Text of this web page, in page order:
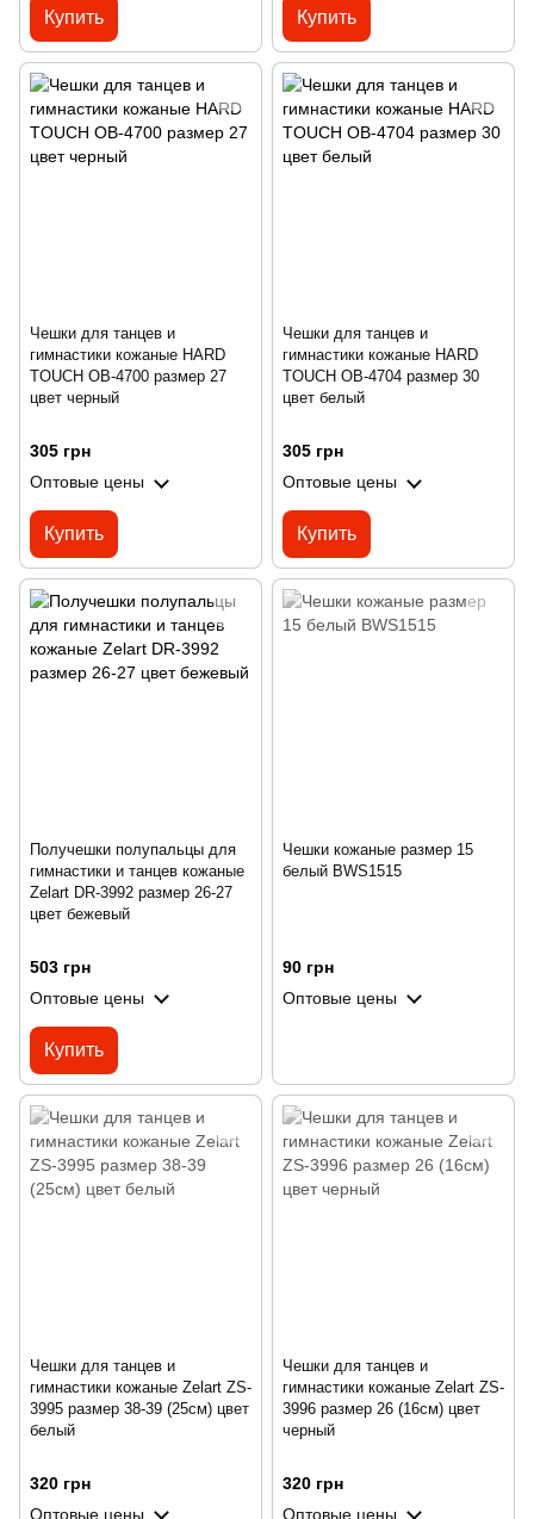
Купить Купить
Чешки для танцев и
гимнастики кожаные HARD
TOUCH OB-4700 размер 27
цвет черный
305 грн
Оптовые цены
Купить
Чешки для танцев и
гимнастики кожаные HARD
TOUCH OB-4704 размер 30
цвет белый
305 грн
Оптовые цены
Купить
Получешки полупальцы для
гимнастики и танцев кожаные
Zelart DR-3992 размер 26-27
цвет бежевый
503 грн
Оптовые цены
Купить
Чешки кожаные размер 15
белый BWS1515
90 грн
Оптовые цены
Чешки для танцев и
гимнастики кожаные Zelart ZS-
3995 размер 38-39 (25см) цвет
белый
320 грн
Оптовые цены
Чешки для танцев и
гимнастики кожаные Zelart ZS-
3996 размер 26 (16см) цвет
черный
320 грн
Оптовые цены